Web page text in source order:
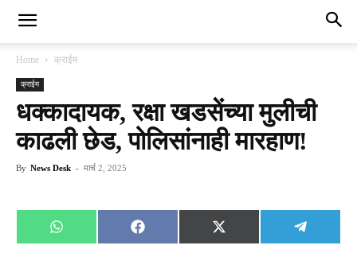
Home क्राईम
क्राईम
धक्कादायक, रक्षा खडसेंच्या मुलीची
काढली छेड, पोलिसांनाही मारहाण!
By News Desk - मार्च 2, 2025
Share
on
WhatsApp
Share
on
Facebook
Share
on
X
(Twitter)
Share
on